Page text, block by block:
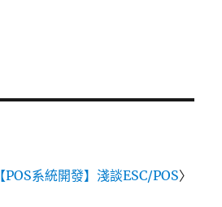
【POS系統開發】淺談ESC/POS〉